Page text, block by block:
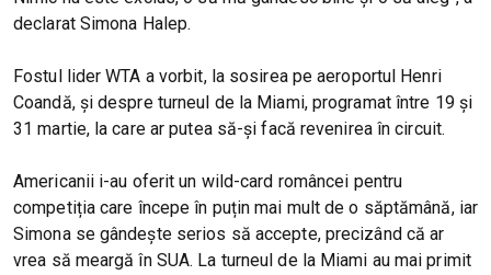
declarat Simona Halep.
Fostul lider WTA a vorbit, la sosirea pe aeroportul Henri
Coandă, și despre turneul de la Miami, programat între 19 și
31 martie, la care ar putea să-și facă revenirea în circuit.
Americanii i-au oferit un wild-card româncei pentru
competiția care începe în puțin mai mult de o săptămână, iar
Simona se gândește serios să accepte, precizând că ar
vrea să meargă în SUA. La turneul de la Miami au mai primit